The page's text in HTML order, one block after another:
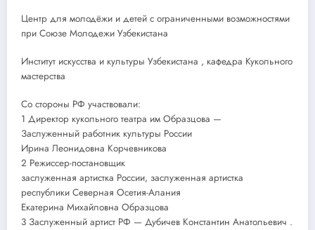
Центр для молодёжи и детей с ограниченными возможностями
при Союзе Молодежи Узбекистана
Институт искусства и культуры Узбекистана , кафедра Кукольного
мастерства
Со стороны РФ участвовали:
1 Директор кукольного театра им Образцова —
Заслуженный работник культуры России
Ирина Леонидовна Корчевникова
2 Режиссер-постановщик
заслуженная артистка России, заслуженная артистка
республики Северная Осетия-Алания
Екатерина Михайловна Образцова
3 Заслуженный артист РФ — Дубичев Константин Анатольевич .